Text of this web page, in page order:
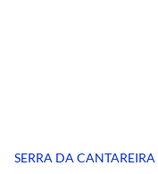
SERRA DA CANTAREIRA